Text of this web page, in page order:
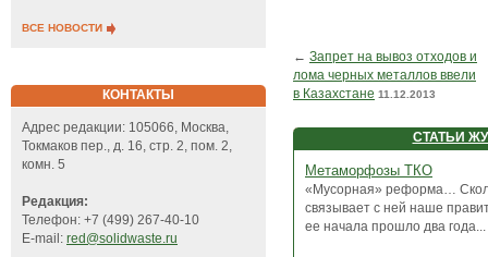
ВСЕ НОВОСТИ
КОНТАКТЫ
Адрес редакции: 105066, Москва,
Токмаков пер., д. 16, стр. 2, пом. 2,
комн. 5
Редакция:
Телефон: +7 (499) 267-40-10
E-mail: red@solidwaste.ru
← Запрет на вывоз отходов и
лома черных металлов ввели
в Казахстане 11.12.2013
СТАТЬИ
Метаморфозы ТКО
«Мусорная» реформа…
связывает с ней наше
ее начала прошло два года...